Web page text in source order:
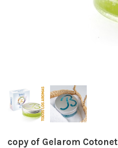
copy of Gelarom Cotonet